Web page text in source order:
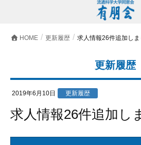
HOME 更新履歴 求人情報26件追加しま
更新履歴
2019年6月10日 更新履歴
求人情報26件追加し